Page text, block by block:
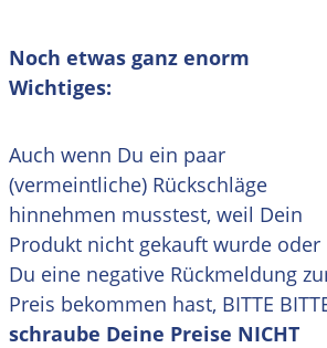
Noch etwas ganz enorm
Wichtiges:
Auch wenn Du ein paar
(vermeintliche) Rückschläge
hinnehmen musstest, weil Dein
Produkt nicht gekauft wurde oder
Du eine negative Rückmeldung
Preis bekommen hast, BITTE
schraube Deine Preise NICHT